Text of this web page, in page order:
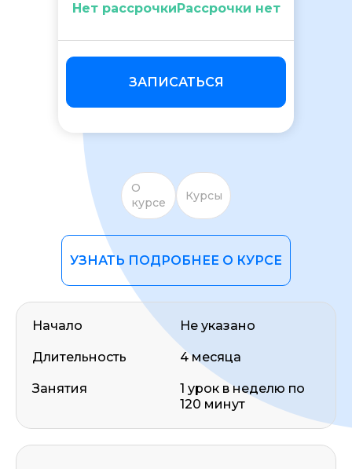
Нет рассрочкиРассрочки нет
ЗАПИСАТЬСЯ
О
курсе
Курсы
УЗНАТЬ ПОДРОБНЕЕ О КУРСЕ
Начало
Длительность
Занятия
Не указано
4 месяца
1 урок в неделю по
120 минут
ОСТАВИТЬ ОТЗЫВ